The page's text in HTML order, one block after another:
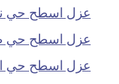
عزل اسطح حي
عزل اسطح حي
عزل اسطح حي